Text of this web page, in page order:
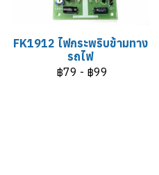
FK1912 ไฟกระพริบข้ามทาง
รถไฟ
฿79 - ฿99